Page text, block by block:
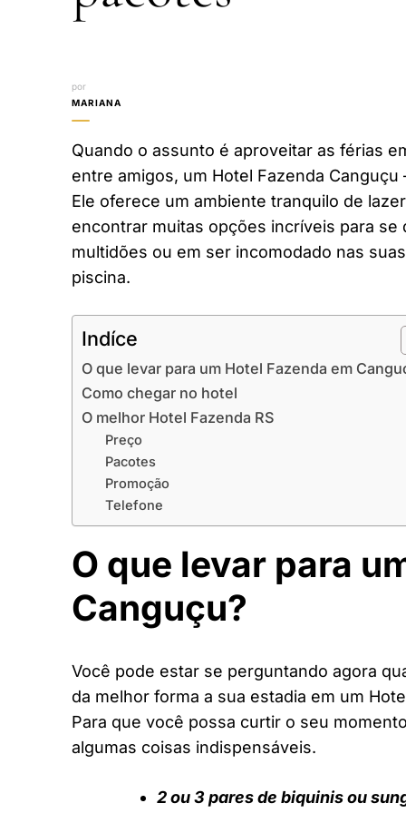
por
MARIANA
Quando o assunto é aproveitar as férias
entre amigos, um Hotel Fazenda Canguçu
Ele oferece um ambiente tranquilo de
encontrar muitas opções incríveis para
multidões ou em ser incomodado nas
piscina.
Indíce
O que levar para um Hotel Fazenda em
Como chegar no hotel
O melhor Hotel Fazenda RS
Preço
Pacotes
Promoção
Telefone
O que levar para
Canguçu?
Você pode estar se perguntando agora
da melhor forma a sua estadia em um
Para que você possa curtir o seu
algumas coisas indispensáveis.
2 ou 3 pares de biquinis ou